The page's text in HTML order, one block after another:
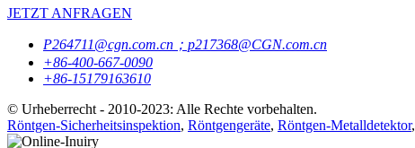
JETZT ANFRAGEN
P264711@cgn.com.cn；p217368@CGN.com.cn
+86-400-667-0090
+86-15179163610
© Urheberrecht - 2010-2023: Alle Rechte vorbehalten.
Röntgen-Sicherheitsinspektion, Röntgengeräte, Röntgen-Metalldetektor,